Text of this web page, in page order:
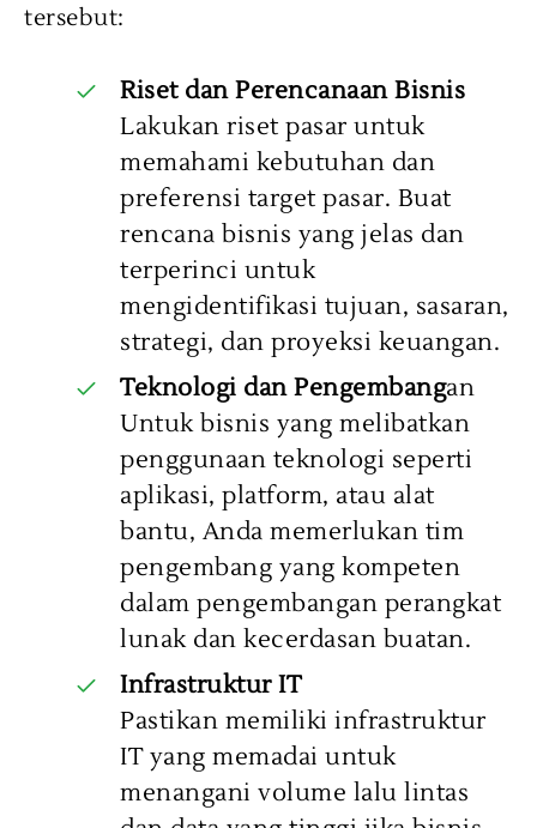
tersebut:
Riset dan Perencanaan Bisnis
Lakukan riset pasar untuk
memahami kebutuhan dan
preferensi target pasar. Buat
rencana bisnis yang jelas dan
terperinci untuk
mengidentifikasi tujuan, sasaran,
strategi, dan proyeksi keuangan.
Teknologi dan Pengembangan
Untuk bisnis yang melibatkan
penggunaan teknologi seperti
aplikasi, platform, atau alat
bantu, Anda memerlukan tim
pengembang yang kompeten
dalam pengembangan perangkat
lunak dan kecerdasan buatan.
Infrastruktur IT
Pastikan memiliki infrastruktur
IT yang memadai untuk
menangani volume lalu lintas